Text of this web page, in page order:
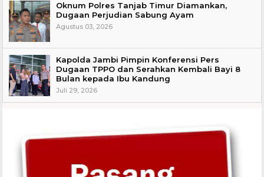
Oknum Polres Tanjab Timur Diamankan,
Dugaan Perjudian Sabung Ayam
Agustus 03, 2026
Kapolda Jambi Pimpin Konferensi Pers
Dugaan TPPO dan Serahkan Kembali Bayi 8
Bulan kepada Ibu Kandung
Juli 29, 2026